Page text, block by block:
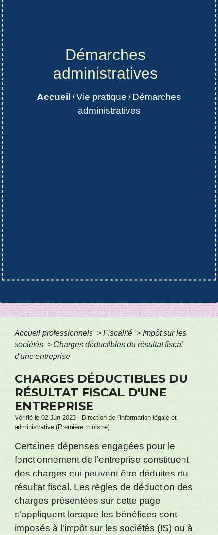
Démarches
administratives
Accueil /Vie pratique / Démarches
administratives
Accueil professionnels > Fiscalité > Impôt sur les
sociétés > Charges déductibles du résultat fiscal
d'une entreprise
CHARGES DÉDUCTIBLES DU
RÉSULTAT FISCAL D'UNE
ENTREPRISE
Vérifié le 02 Jun 2023 - Direction de l'information légale et
administrative (Première ministre)
Certaines dépenses engagées pour le
fonctionnement de l'entreprise constituent
des charges qui peuvent être déduites du
résultat fiscal. Les règles de déduction des
charges présentées sur cette page
s'appliquent lorsque les bénéfices sont
imposés à l'impôt sur les sociétés (IS) ou à